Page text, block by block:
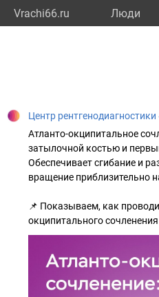
Vrachi66.ru Люди
Центр
Атланто-окципитальное
затылочной костью и
Обеспечивает сгибание и
вращение приблизительно
📌 Показываем, как
окципитального